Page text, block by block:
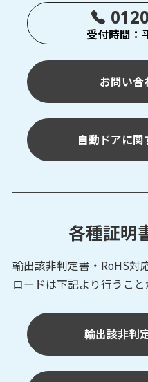
受付時間：
お問い合
自動ドアに
各種証明
輸出該非判定書・RoHS対
ロードは下記より行うこと
輸出該非判